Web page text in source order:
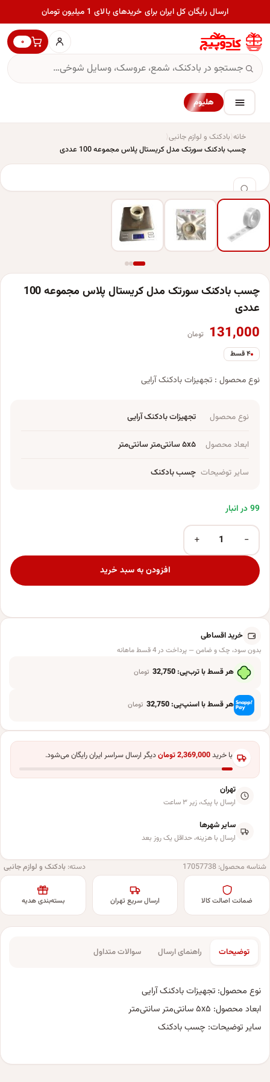
ارسال رایگان کل ایران برای خریدهای بالای 1 میلیون تومان
۰
هلیوم
خانه بادکنک و لوازم جانبی
چسب بادکنک سورتک مدل کریستال پلاس مجموعه 100 عددی
چسب بادکنک سورتک مدل کریستال پلاس مجموعه 100
عددی
131,000 تومان
۴ قسط
نوع محصول : تجهیزات بادکنک آرایی
نوع محصول تجهیزات بادکنک آرایی
ابعاد محصول ۵x۵ سانتی‌متر سانتی‌متر
سایر توضیحات چسب بادکنک
99 در انبار
چسب بادکنک سورتک مدل کریستال پلاس مجموعه 100 عددی عدد
−
+
افزودن به سبد خرید
خرید اقساطی
بدون سود، چک و ضامن — پرداخت در 4 قسط ماهانه
هر قسط با ترب‌پی:32,750 تومان
هر قسط با اسنپ‌پی:32,750 تومان
با خرید2,369,000توماندیگر ارسال سراسر ایران رایگان می‌شود.
تهران
ارسال با پیک، زیر ۳ ساعت
سایر شهرها
ارسال با هزینه، حداقل یک روز بعد
شناسه محصول: 17057738 دسته: بادکنک و لوازم جانبی
ضمانت اصالت کالا ارسال سریع تهران بسته‌بندی هدیه
توضیحات راهنمای ارسال سوالات متداول
نوع محصول: تجهیزات بادکنک آرایی
ابعاد محصول: ۵x۵ سانتی‌متر سانتی‌متر
سایر توضیحات: چسب بادکنک